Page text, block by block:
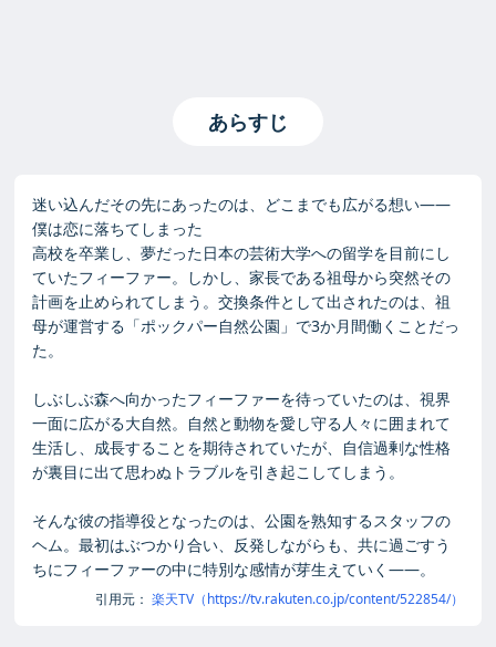
あらすじ
迷い込んだその先にあったのは、どこまでも広がる想い――
僕は恋に落ちてしまった
高校を卒業し、夢だった日本の芸術大学への留学を目前にし
ていたフィーファー。しかし、家長である祖母から突然その
計画を止められてしまう。交換条件として出されたのは、祖
母が運営する「ポックパー自然公園」で3か月間働くことだっ
た。
しぶしぶ森へ向かったフィーファーを待っていたのは、視界
一面に広がる大自然。自然と動物を愛し守る人々に囲まれて
生活し、成長することを期待されていたが、自信過剰な性格
が裏目に出て思わぬトラブルを引き起こしてしまう。
そんな彼の指導役となったのは、公園を熟知するスタッフの
ヘム。最初はぶつかり合い、反発しながらも、共に過ごすう
ちにフィーファーの中に特別な感情が芽生えていく――。
引用元： 楽天TV（https://tv.rakuten.co.jp/content/522854/）